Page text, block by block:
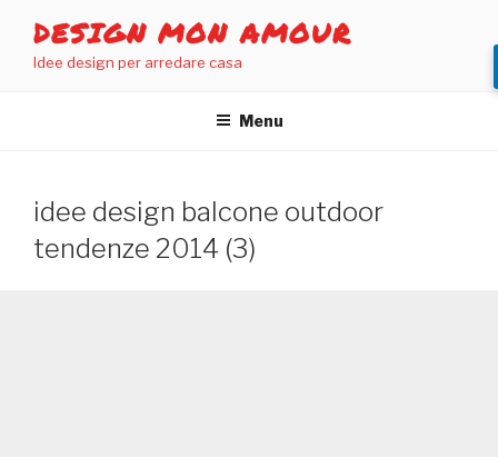
contenuto
DESIGN MON AMOUR
Idee design per arredare casa
Menu
idee design balcone outdoor
tendenze 2014 (3)